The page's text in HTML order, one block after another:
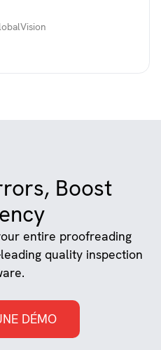
Boost
entire proofreading
quality inspection
DÉMO